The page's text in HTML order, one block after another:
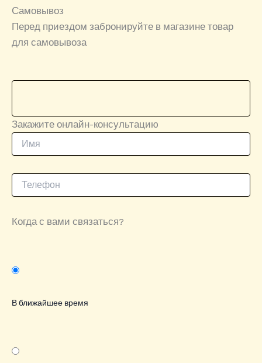
Самовывоз
Перед приездом забронируйте в магазине товар
для самовывоза
Закажите онлайн-консультацию
Когда с вами связаться?
В ближайшее время